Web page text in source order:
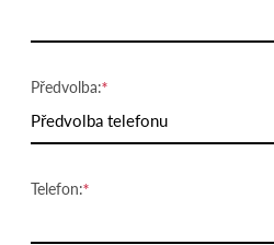
Předvolba:
Předvolba telefonu
Telefon: